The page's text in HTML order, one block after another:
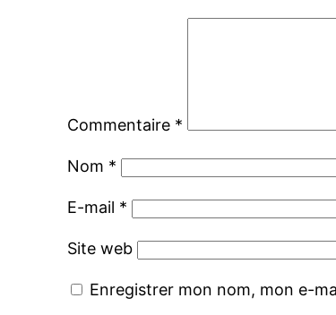
Commentaire *
Nom *
E-mail *
Site web
Enregistrer mon nom, mon e-